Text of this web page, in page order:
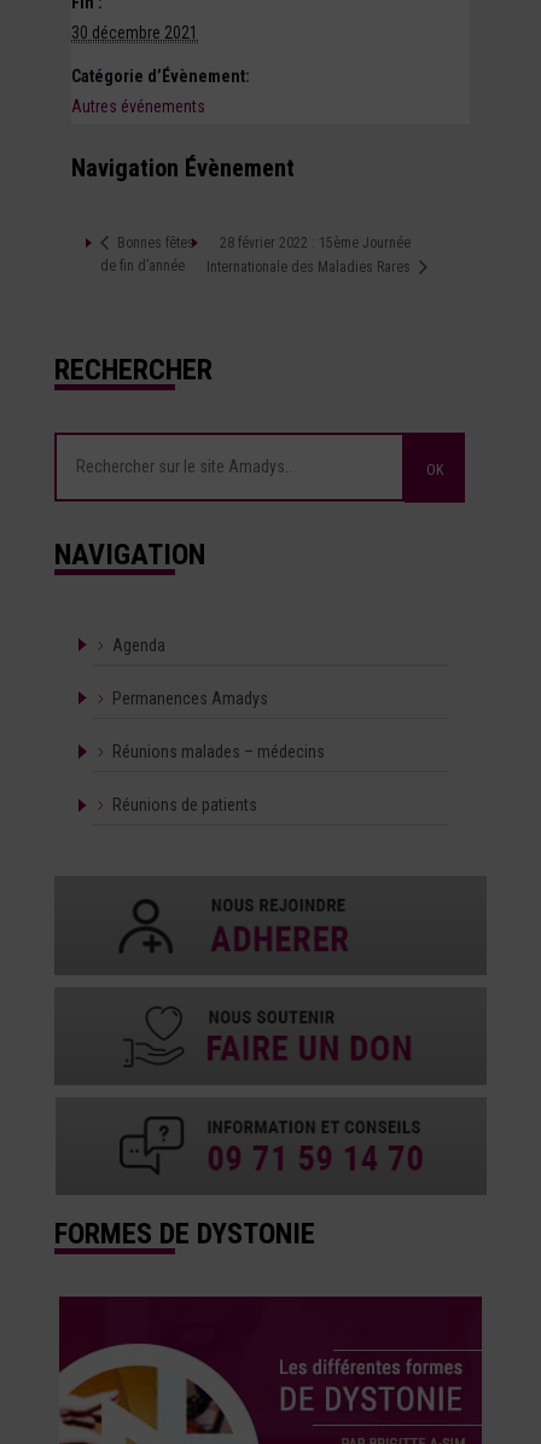
30 décembre 2021
Catégorie d’Évènement:
Autres événements
Navigation Évènement
Bonnes fêtes
de fin d’année
28 février 2022 : 15ème Journée
Internationale des Maladies Rares
RECHERCHER
NAVIGATION
Agenda
Permanences Amadys
Réunions malades – médecins
Réunions de patients
FORMES DE DYSTONIE